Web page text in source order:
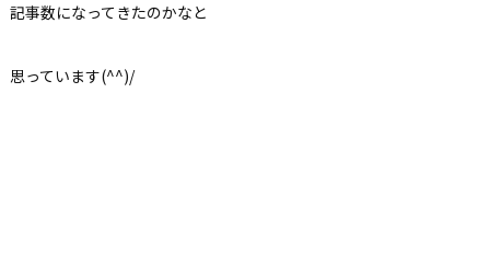
記事数になってきたのかなと
思っています(^^)/